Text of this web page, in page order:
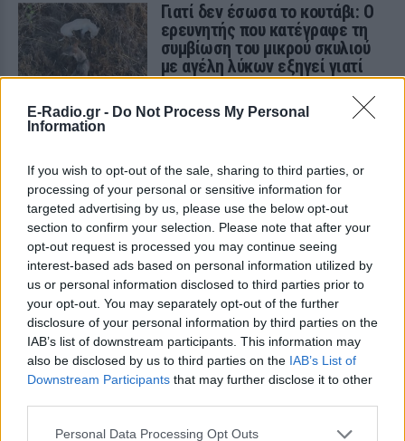
E-Radio.gr - Do Not Process My Personal
Information
If you wish to opt-out of the sale, sharing to third parties, or
processing of your personal or sensitive information for
targeted advertising by us, please use the below opt-out
section to confirm your selection. Please note that after your
opt-out request is processed you may continue seeing
interest-based ads based on personal information utilized by
us or personal information disclosed to third parties prior to
your opt-out. You may separately opt-out of the further
disclosure of your personal information by third parties on the
IAB’s list of downstream participants. This information may
also be disclosed by us to third parties on the IAB’s List of
Downstream Participants that may further disclose it to other
Personal Data Processing Opt Outs
Γιατί δεν έσωσα το κουτάβι: Ο
ερευνητής που κατέγραφε τη
συμβίωση του μικρού σκυλιού
με αγέλη λύκων εξηγεί γιατί
δεν επενέβη
ΧΤΕΣ
κτηνίατρο σε ένα μέρος όπου υπάρχει
αγέλη με λύκους, είναι επικίνδυνο» λέει
ζωολογίας του ΑΠΘ, Θεόδωρος Κομηνός
- Έχουν πεθάνει και έξι λυκόπουλα
Για πάντα στη Ρεάλ Μαδρίτης ο
Βινίσιους: Υπογράφει νέο
εξαετές συμβόλαιο ο
Βραζιλιάνος
ΧΤΕΣ
Σύμφωνα με τον Φαμπρίτσιο Ρομάνο ο
Βραζιλιάνος είναι έτοιμος να αποδεχτεί
την πρόταση της Ρεάλ
Meta έξυπνα γυαλιά: Γιατί